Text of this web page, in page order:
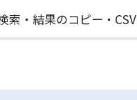
・結果のコピー・